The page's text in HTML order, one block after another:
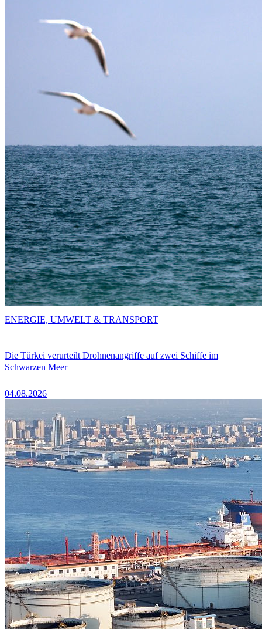
Die Türkei verurteilt Drohnenangriffe auf zwei Schiffe im
Schwarzen Meer
04.08.2026
ENERGIE, UMWELT & TRANSPORT